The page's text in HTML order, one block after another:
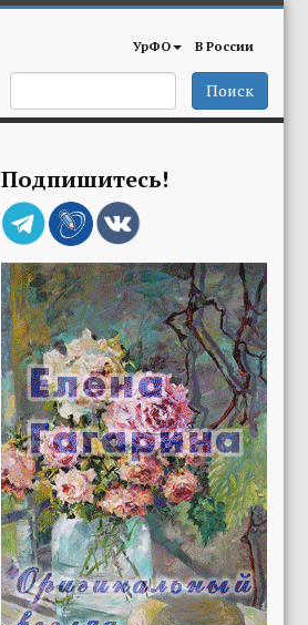
УрФО В России
Поиск
Подпишитесь!